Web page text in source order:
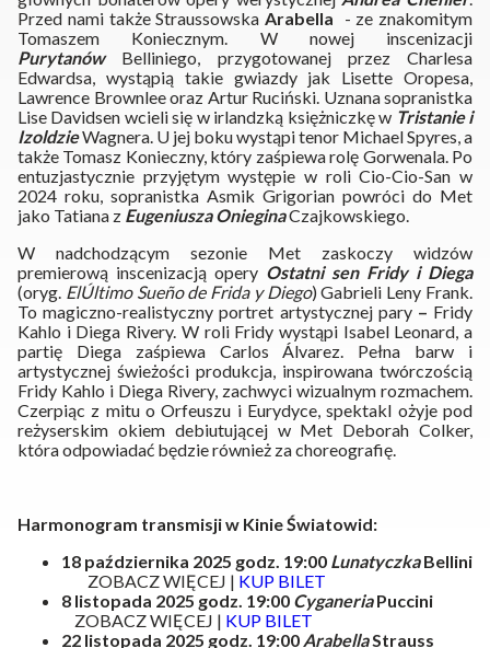
Przed nami także Straussowska Arabella - ze znakomitym
Tomaszem Koniecznym. W nowej inscenizacji
Purytanów Belliniego, przygotowanej przez Charlesa
Edwardsa, wystąpią takie gwiazdy jak Lisette Oropesa,
Lawrence Brownlee oraz Artur Ruciński. Uznana sopranistka
Lise Davidsen wcieli się w irlandzką księżniczkę w Tristanie i
IzoldzieWagnera. U jej boku wystąpi tenor Michael Spyres, a
także Tomasz Konieczny, który zaśpiewa rolę Gorwenala. Po
entuzjastycznie przyjętym występie w roli Cio-Cio-San w
2024 roku, sopranistka Asmik Grigorian powróci do Met
jako Tatiana z Eugeniusza OnieginaCzajkowskiego.
W nadchodzącym sezonie Met zaskoczy widzów
premierową inscenizacją opery Ostatni sen Fridy i Diega
(oryg. ElÚltimo Sueño de Frida y Diego) Gabrieli Leny Frank.
To magiczno-realistyczny portret artystycznej pary – Fridy
Kahlo i Diega Rivery. W roli Fridy wystąpi Isabel Leonard, a
partię Diega zaśpiewa Carlos Álvarez. Pełna barw i
artystycznej świeżości produkcja, inspirowana twórczością
Fridy Kahlo i Diega Rivery, zachwyci wizualnym rozmachem.
Czerpiąc z mitu o Orfeuszu i Eurydyce, spektakl ożyje pod
reżyserskim okiem debiutującej w Met Deborah Colker,
która odpowiadać będzie również za choreografię.
Harmonogram transmisji w Kinie Światowid:
18 października 2025 godz. 19:00 LunatyczkaBellini
ZOBACZ WIĘCEJ | KUP BILET
8 listopada 2025 godz. 19:00 CyganeriaPuccini
ZOBACZ WIĘCEJ | KUP BILET
22 listopada 2025 godz. 19:00 ArabellaStrauss